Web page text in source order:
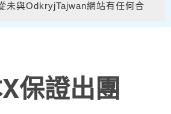
未與OdkryjTajwan網站有任何合
損。 如有疑問，請直接與本公司
保證出團